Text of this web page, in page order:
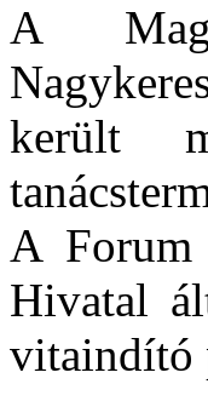
A
került
A Forum
Hivatal
vitaindító